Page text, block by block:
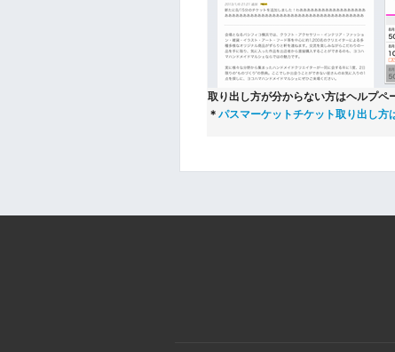
取り出し方が分からない方はヘルプペ
＊ パスマーケットチケット取り出し方